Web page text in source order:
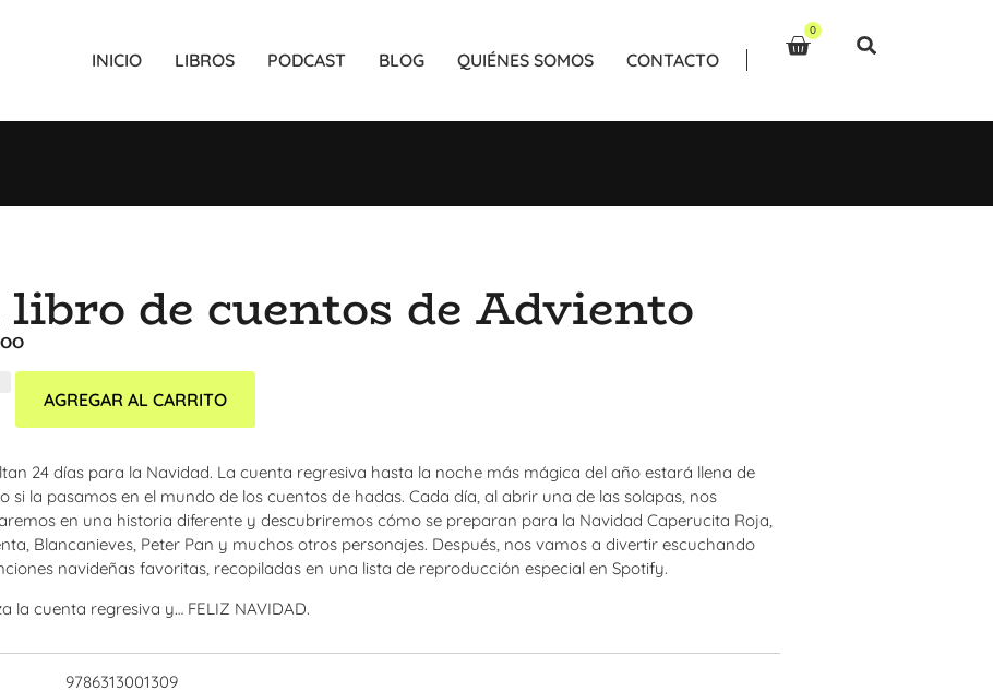
INICIO LIBROS PODCAST BLOG QUIÉNES SOMOS CONTACTO
0
de cuentos de Adviento
AGREGAR AL CARRITO
24 días para la Navidad. La cuenta regresiva hasta la noche más mágica del año estará llena de
si la pasamos en el mundo de los cuentos de hadas. Cada día, al abrir una de las solapas, nos
en una historia diferente y descubriremos cómo se preparan para la Navidad Caperucita Roja,
Blancanieves, Peter Pan y muchos otros personajes. Después, nos vamos a divertir escuchando
navideñas favoritas, recopiladas en una lista de reproducción especial en Spotify.
la cuenta regresiva y… FELIZ NAVIDAD.
9786313001309